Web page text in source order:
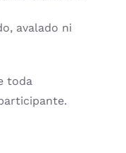
avalado ni
toda